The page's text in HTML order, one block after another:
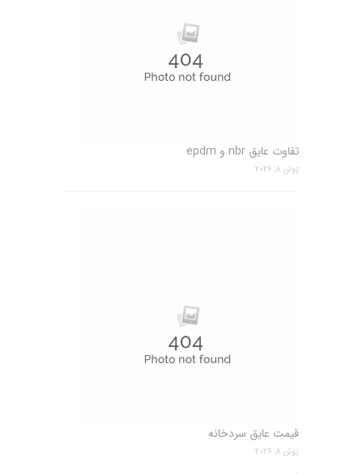
تفاوت عایق nbr و epdm
ژوئن 8, 2026
قیمت عایق سردخانه
ژوئن 8, 2026